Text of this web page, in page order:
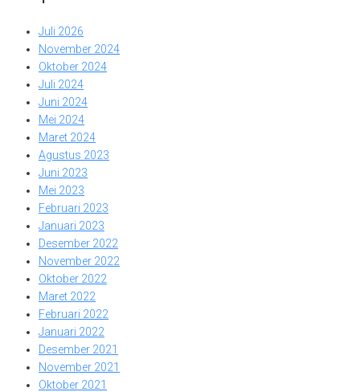
Juli 2026
November 2024
Oktober 2024
Juli 2024
Juni 2024
Mei 2024
Maret 2024
Agustus 2023
Juni 2023
Mei 2023
Februari 2023
Januari 2023
Desember 2022
November 2022
Oktober 2022
Maret 2022
Februari 2022
Januari 2022
Desember 2021
November 2021
Oktober 2021